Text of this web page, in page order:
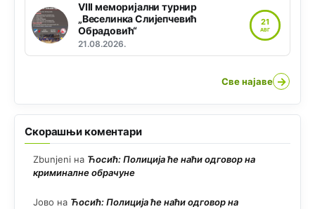
VIII меморијални турнир
„Веселинка Слијепчевић
Обрадовић“
21.08.2026.
21
АВГ
Све најаве →
Скорашњи коментари
Zbunjeni на Ћосић: Полиција ће наћи одговор на
криминалне обрачуне
Јово на Ћосић: Полиција ће наћи одговор на